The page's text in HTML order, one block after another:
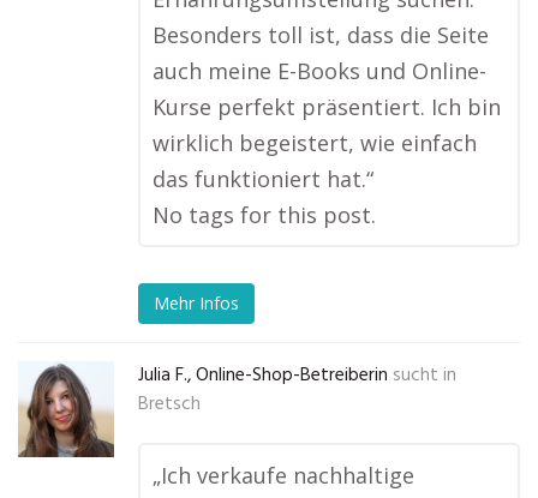
Besonders toll ist, dass die Seite
auch meine E-Books und Online-
Kurse perfekt präsentiert. Ich bin
wirklich begeistert, wie einfach
das funktioniert hat.“
No tags for this post.
Mehr Infos
Julia F., Online-Shop-Betreiberin sucht in
Bretsch
„Ich verkaufe nachhaltige